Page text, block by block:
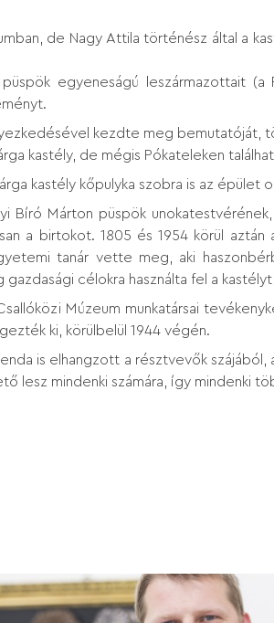
de Nagy Attila történész által a
egyeneságú leszármazottait (a
kezdte meg bemutatóját,
kastély, de mégis Pókateleken
kastély kőpulyka szobra is az épület
Bíró Márton püspök
a birtokot. 1805 és 1954 körül aztán
tanár vette meg, aki
célokra használta fel a
Múzeum munkatársai
ki, körülbelül 1944 végén.
is elhangzott a résztvevők
lesz mindenki számára, így mindenki